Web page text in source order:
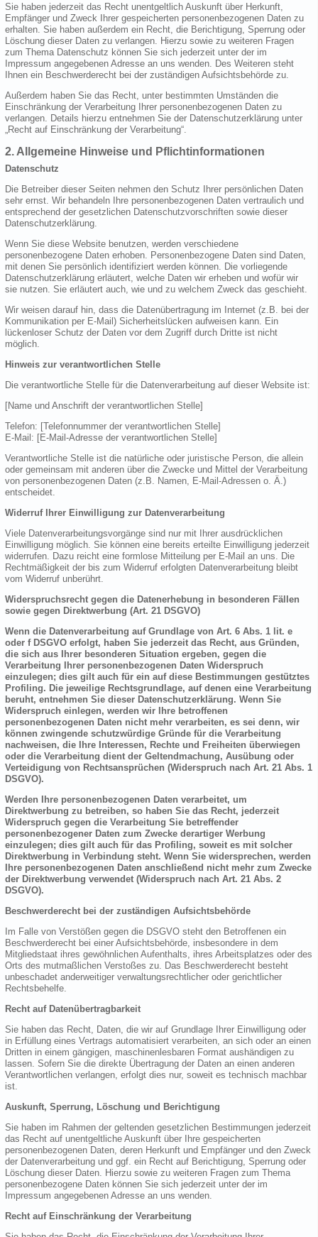
Sie haben jederzeit das Recht unentgeltlich Auskunft über Herkunft,
Empfänger und Zweck Ihrer gespeicherten personenbezogenen Daten zu
erhalten. Sie haben außerdem ein Recht, die Berichtigung, Sperrung oder
Löschung dieser Daten zu verlangen. Hierzu sowie zu weiteren Fragen
zum Thema Datenschutz können Sie sich jederzeit unter der im
Impressum angegebenen Adresse an uns wenden. Des Weiteren steht
Ihnen ein Beschwerderecht bei der zuständigen Aufsichtsbehörde zu.
Außerdem haben Sie das Recht, unter bestimmten Umständen die
Einschränkung der Verarbeitung Ihrer personenbezogenen Daten zu
verlangen. Details hierzu entnehmen Sie der Datenschutzerklärung unter
„Recht auf Einschränkung der Verarbeitung“.
2. Allgemeine Hinweise und Pflichtinformationen
Datenschutz
Die Betreiber dieser Seiten nehmen den Schutz Ihrer persönlichen Daten
sehr ernst. Wir behandeln Ihre personenbezogenen Daten vertraulich und
entsprechend der gesetzlichen Datenschutzvorschriften sowie dieser
Datenschutzerklärung.
Wenn Sie diese Website benutzen, werden verschiedene
personenbezogene Daten erhoben. Personenbezogene Daten sind Daten,
mit denen Sie persönlich identifiziert werden können. Die vorliegende
Datenschutzerklärung erläutert, welche Daten wir erheben und wofür wir
sie nutzen. Sie erläutert auch, wie und zu welchem Zweck das geschieht.
Wir weisen darauf hin, dass die Datenübertragung im Internet (z.B. bei der
Kommunikation per E-Mail) Sicherheitslücken aufweisen kann. Ein
lückenloser Schutz der Daten vor dem Zugriff durch Dritte ist nicht
möglich.
Hinweis zur verantwortlichen Stelle
Die verantwortliche Stelle für die Datenverarbeitung auf dieser Website ist:
[Name und Anschrift der verantwortlichen Stelle]
Telefon: [Telefonnummer der verantwortlichen Stelle]
E-Mail: [E-Mail-Adresse der verantwortlichen Stelle]
Verantwortliche Stelle ist die natürliche oder juristische Person, die allein
oder gemeinsam mit anderen über die Zwecke und Mittel der Verarbeitung
von personenbezogenen Daten (z.B. Namen, E-Mail-Adressen o. Ä.)
entscheidet.
Widerruf Ihrer Einwilligung zur Datenverarbeitung
Viele Datenverarbeitungsvorgänge sind nur mit Ihrer ausdrücklichen
Einwilligung möglich. Sie können eine bereits erteilte Einwilligung jederzeit
widerrufen. Dazu reicht eine formlose Mitteilung per E-Mail an uns. Die
Rechtmäßigkeit der bis zum Widerruf erfolgten Datenverarbeitung bleibt
vom Widerruf unberührt.
Widerspruchsrecht gegen die Datenerhebung in besonderen Fällen
sowie gegen Direktwerbung (Art. 21 DSGVO)
Wenn die Datenverarbeitung auf Grundlage von Art. 6 Abs. 1 lit. e
oder f DSGVO erfolgt, haben Sie jederzeit das Recht, aus Gründen,
die sich aus Ihrer besonderen Situation ergeben, gegen die
Verarbeitung Ihrer personenbezogenen Daten Widerspruch
einzulegen; dies gilt auch für ein auf diese Bestimmungen gestütztes
Profiling. Die jeweilige Rechtsgrundlage, auf denen eine Verarbeitung
beruht, entnehmen Sie dieser Datenschutzerklärung. Wenn Sie
Widerspruch einlegen, werden wir Ihre betroffenen
personenbezogenen Daten nicht mehr verarbeiten, es sei denn, wir
können zwingende schutzwürdige Gründe für die Verarbeitung
nachweisen, die Ihre Interessen, Rechte und Freiheiten überwiegen
oder die Verarbeitung dient der Geltendmachung, Ausübung oder
Verteidigung von Rechtsansprüchen (Widerspruch nach Art. 21 Abs. 1
DSGVO).
Werden Ihre personenbezogenen Daten verarbeitet, um
Direktwerbung zu betreiben, so haben Sie das Recht, jederzeit
Widerspruch gegen die Verarbeitung Sie betreffender
personenbezogener Daten zum Zwecke derartiger Werbung
einzulegen; dies gilt auch für das Profiling, soweit es mit solcher
Direktwerbung in Verbindung steht. Wenn Sie widersprechen, werden
Ihre personenbezogenen Daten anschließend nicht mehr zum Zwecke
der Direktwerbung verwendet (Widerspruch nach Art. 21 Abs. 2
DSGVO).
Beschwerderecht bei der zuständigen Aufsichtsbehörde
Im Falle von Verstößen gegen die DSGVO steht den Betroffenen ein
Beschwerderecht bei einer Aufsichtsbehörde, insbesondere in dem
Mitgliedstaat ihres gewöhnlichen Aufenthalts, ihres Arbeitsplatzes oder des
Orts des mutmaßlichen Verstoßes zu. Das Beschwerderecht besteht
unbeschadet anderweitiger verwaltungsrechtlicher oder gerichtlicher
Rechtsbehelfe.
Recht auf Datenübertragbarkeit
Sie haben das Recht, Daten, die wir auf Grundlage Ihrer Einwilligung oder
in Erfüllung eines Vertrags automatisiert verarbeiten, an sich oder an einen
Dritten in einem gängigen, maschinenlesbaren Format aushändigen zu
lassen. Sofern Sie die direkte Übertragung der Daten an einen anderen
Verantwortlichen verlangen, erfolgt dies nur, soweit es technisch machbar
ist.
Auskunft, Sperrung, Löschung und Berichtigung
Sie haben im Rahmen der geltenden gesetzlichen Bestimmungen jederzeit
das Recht auf unentgeltliche Auskunft über Ihre gespeicherten
personenbezogenen Daten, deren Herkunft und Empfänger und den Zweck
der Datenverarbeitung und ggf. ein Recht auf Berichtigung, Sperrung oder
Löschung dieser Daten. Hierzu sowie zu weiteren Fragen zum Thema
personenbezogene Daten können Sie sich jederzeit unter der im
Impressum angegebenen Adresse an uns wenden.
Recht auf Einschränkung der Verarbeitung